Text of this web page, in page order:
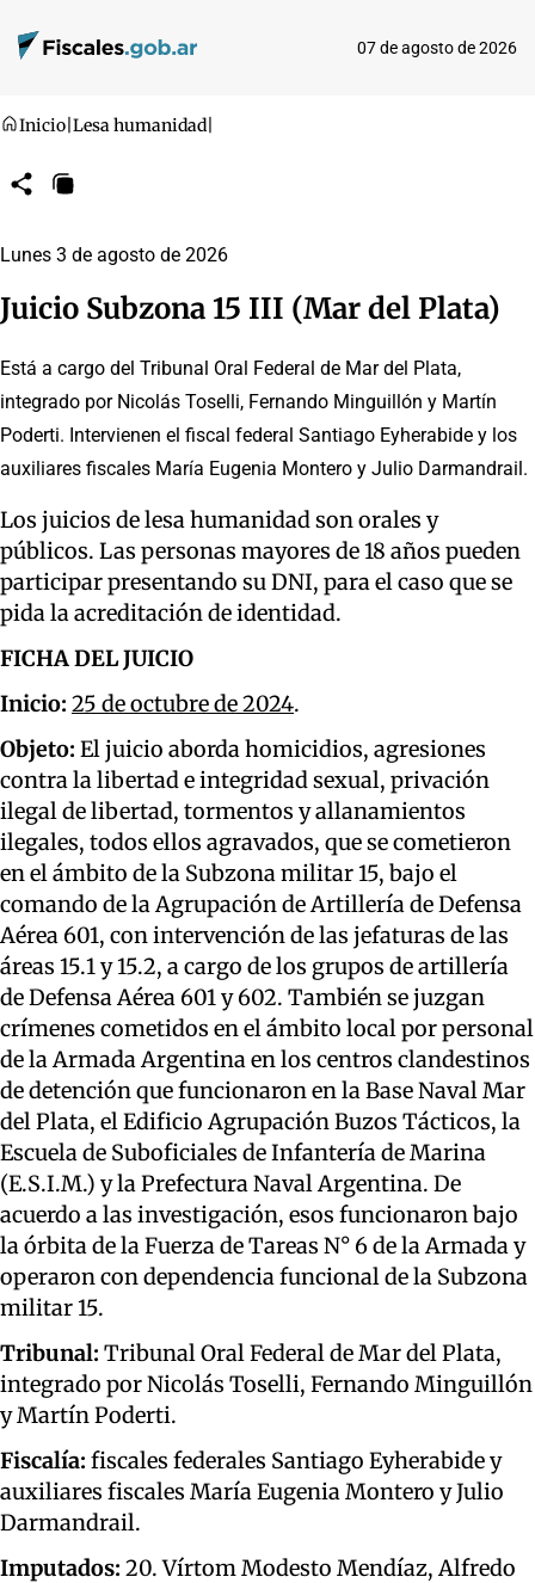
07 de agosto de 2026
Inicio Lesa humanidad
CompartirCopiar
Lunes 3 de agosto de 2026
Juicio Subzona 15 III (Mar del Plata)
Está a cargo del Tribunal Oral Federal de Mar del Plata,
integrado por Nicolás Toselli, Fernando Minguillón y Martín
Poderti. Intervienen el fiscal federal Santiago Eyherabide y los
auxiliares fiscales María Eugenia Montero y Julio Darmandrail.
Los juicios de lesa humanidad son orales y
públicos. Las personas mayores de 18 años pueden
participar presentando su DNI, para el caso que se
pida la acreditación de identidad.
FICHA DEL JUICIO
Inicio: 25 de octubre de 2024.
Objeto: El juicio aborda homicidios, agresiones
contra la libertad e integridad sexual, privación
ilegal de libertad, tormentos y allanamientos
ilegales, todos ellos agravados, que se cometieron
en el ámbito de la Subzona militar 15, bajo el
comando de la Agrupación de Artillería de Defensa
Aérea 601, con intervención de las jefaturas de las
áreas 15.1 y 15.2, a cargo de los grupos de artillería
de Defensa Aérea 601 y 602. También se juzgan
crímenes cometidos en el ámbito local por personal
de la Armada Argentina en los centros clandestinos
de detención que funcionaron en la Base Naval Mar
del Plata, el Edificio Agrupación Buzos Tácticos, la
Escuela de Suboficiales de Infantería de Marina
(E.S.I.M.) y la Prefectura Naval Argentina. De
acuerdo a las investigación, esos funcionaron bajo
la órbita de la Fuerza de Tareas N° 6 de la Armada y
operaron con dependencia funcional de la Subzona
militar 15.
Tribunal: Tribunal Oral Federal de Mar del Plata,
integrado por Nicolás Toselli, Fernando Minguillón
y Martín Poderti.
Fiscalía: fiscales federales Santiago Eyherabide y
auxiliares fiscales María Eugenia Montero y Julio
Darmandrail.
Imputados: 20. Vírtom Modesto Mendíaz, Alfredo